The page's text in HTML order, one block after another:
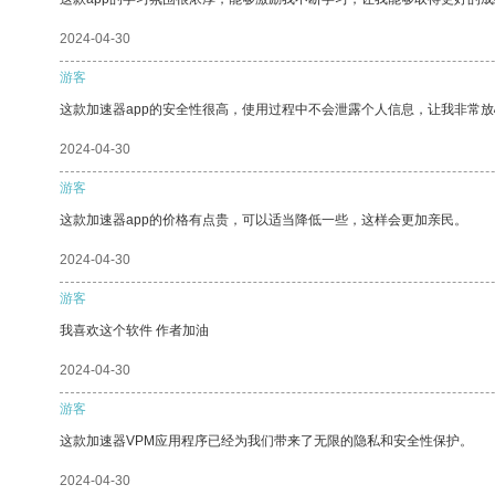
2024-04-30
游客
这款加速器app的安全性很高，使用过程中不会泄露个人信息，让我非常
2024-04-30
游客
这款加速器app的价格有点贵，可以适当降低一些，这样会更加亲民。
2024-04-30
游客
我喜欢这个软件 作者加油
2024-04-30
游客
这款加速器VPM应用程序已经为我们带来了无限的隐私和安全性保护。
2024-04-30